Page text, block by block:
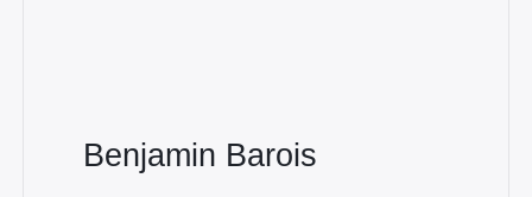
Benjamin Barois